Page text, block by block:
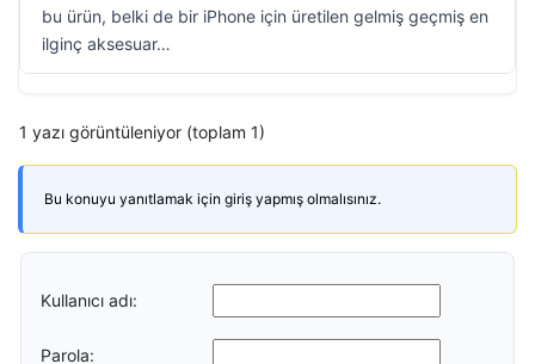
bu ürün, belki de bir iPhone için üretilen gelmiş geçmiş en
ilginç aksesuar…
1 yazı görüntüleniyor (toplam 1)
Bu konuyu yanıtlamak için giriş yapmış olmalısınız.
Kullanıcı adı:
Parola: